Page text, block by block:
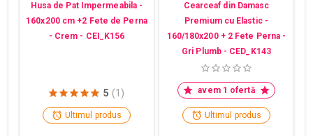
Husa de Pat Impermeabila -
160x200 cm +2 Fete de Perna
- Crem - CEI_K156
5 (1)
Ultimul produs
Cearceaf din Damasc
Premium cu Elastic -
160/180x200 + 2 Fete Perna -
Gri Plumb - CED_K143
avem 1 ofertă
Ultimul produs